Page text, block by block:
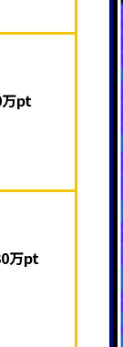
pt
万pt